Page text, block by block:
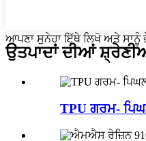
ਆਪਣਾ ਸੁਨੇਹਾ ਇੱਥੇ ਲਿਖੋ ਅਤੇ ਸਾਨੂੰ
ਉਤਪਾਦਾਂ ਦੀਆਂ
TPU ਗਰਮ-